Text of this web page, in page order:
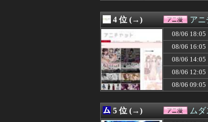
08/06 18:00
『ワンピ
08/06 17:36
【プリキ
08/06 17:35
【悲報】
08/06 17:35
【速報】
08/06 17:30
【画像】
08/06 17:30
オタク系
08/06 17:29
『メイド
08/06 17:19
【仮面ラ
08/06 17:18
【悲報】
08/06 17:12
【ライム
08/06 17:05
【悲報】
4 位 (→) アニ
08/06 18:05
08/06 16:05
08/06 14:05
08/06 12:05
08/06 09:05
5 位 (→) ム